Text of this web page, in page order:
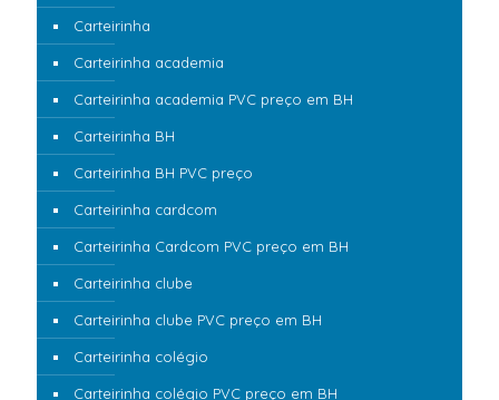
Carteirinha
Carteirinha academia
Carteirinha academia PVC preço em BH
Carteirinha BH
Carteirinha BH PVC preço
Carteirinha cardcom
Carteirinha Cardcom PVC preço em BH
Carteirinha clube
Carteirinha clube PVC preço em BH
Carteirinha colégio
Carteirinha colégio PVC preço em BH